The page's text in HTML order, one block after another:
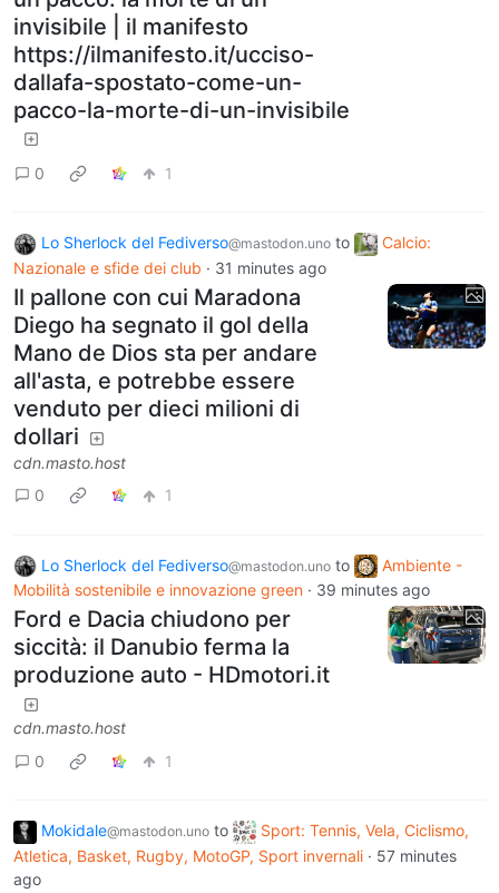
invisibile | il manifesto
https://ilmanifesto.it/ucciso-
dallafa-spostato-come-un-
pacco-la-morte-di-un-invisibile
0 1
Lo Sherlock del Fediverso@mastodon.uno to
Calcio:
Nazionale e sfide dei club · 31 minutes ago
Il pallone con cui Maradona
Diego ha segnato il gol della
Mano de Dios sta per andare
all'asta, e potrebbe essere
venduto per dieci milioni di
dollari
cdn.masto.host
0
1
Lo Sherlock del Fediverso@mastodon.uno to
Ambiente -
Mobilità sostenibile e innovazione green · 39 minutes ago
Ford e Dacia chiudono per
siccità: il Danubio ferma la
produzione auto - HDmotori.it
cdn.masto.host
0
1
Mokidale@mastodon.uno to
Sport: Tennis, Vela, Ciclismo,
Atletica, Basket, Rugby, MotoGP, Sport invernali · 57 minutes
ago